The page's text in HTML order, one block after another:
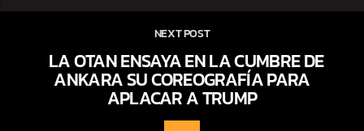
NEXT POST
LA OTAN ENSAYA EN LA CUMBRE DE
ANKARA SU COREOGRAFÍA PARA
APLACAR A TRUMP